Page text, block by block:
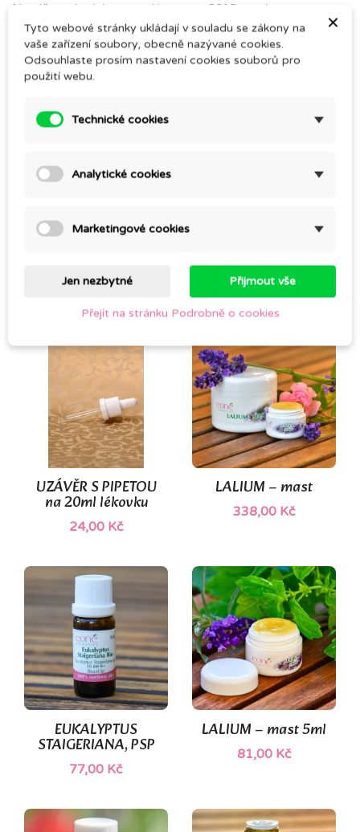
Naplňte výrobkem teplým max. 60°C, nechte
zchládnout a uzavřete.
ZÁKAZNÍCI, KTEŘÍ SI KOUPILI TENTO
PRODUKT, KOUPILI TAKÉ:
UZÁVĚR S PIPETOU
na 20ml lékovku
24,00 Kč
LALIUM – mast
338,00 Kč
(1)
EUKALYPTUS
STAIGERIANA, PSP
77,00 Kč
LALIUM – mast 5ml
81,00 Kč
×
Tyto webové stránky ukládají v souladu se zákony na
vaše zařízení soubory, obecně nazývané cookies.
Odsouhlaste prosím nastavení cookies souborů pro
použití webu.
Technické cookies
Analytické cookies
Marketingové cookies
Jen nezbytné Přijmout vše
Přejít na stránku Podrobně o cookies